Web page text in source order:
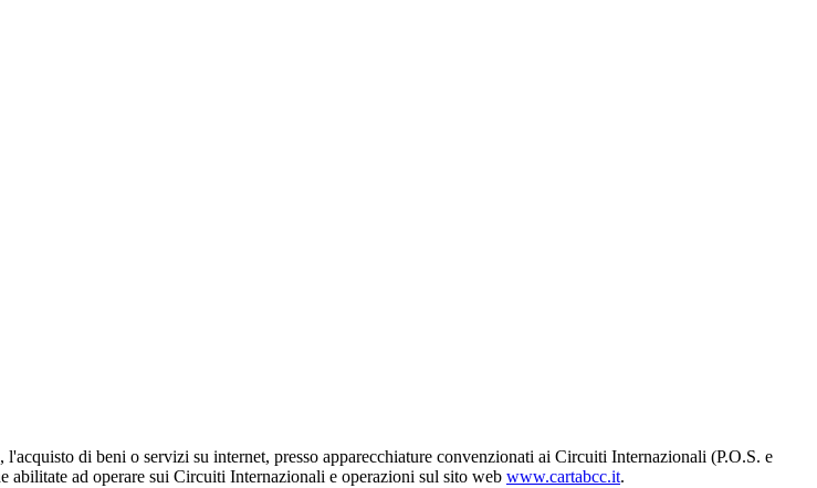
di beni o servizi su internet, presso apparecchiature convenzionati ai Circuiti Internazionali (P.O.S. e
ad operare sui Circuiti Internazionali e operazioni sul sito web www.cartabcc.it.